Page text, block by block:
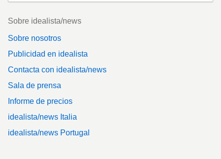
Footer
Sobre idealista/news
Sobre nosotros
Publicidad en idealista
Contacta con idealista/news
Sala de prensa
Informe de precios
idealista/news Italia
idealista/news Portugal